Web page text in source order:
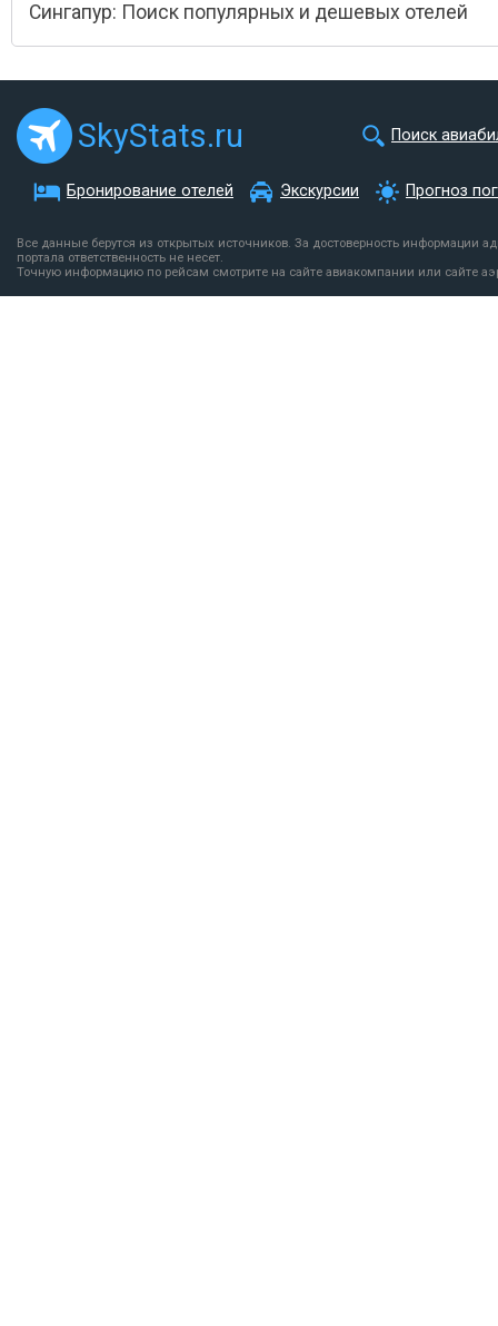
Сингапур: Поиск популярных и дешевых отелей
SkyStats.ru Поиск
Бронирование отелей Экскурсии Прогноз
Все данные берутся из открытых источников. За достоверность информации
портала ответственность не несет.
Точную информацию по рейсам смотрите на сайте авиакомпании или сайте